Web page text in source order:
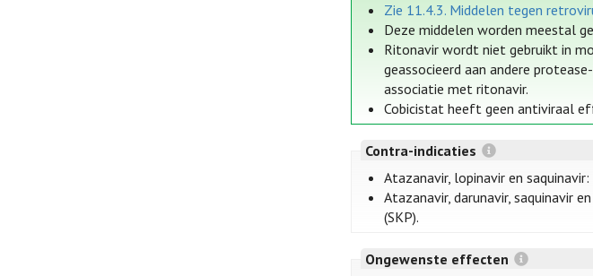
Zie 11.4.3. Middelen tegen
Deze middelen worden meestal
Ritonavir wordt niet gebruikt in
geassocieerd aan andere
associatie met ritonavir.
Cobicistat heeft geen antiviraal
Contra-indicaties
Atazanavir, lopinavir en
Atazanavir, darunavir, saquinavir
(SKP).
Ongewenste effecten